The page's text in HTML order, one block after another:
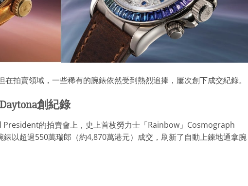
拍賣領域，一些稀有的腕錶依然受到熱烈追捧，屢次創下成交紀錄。
Daytona創紀錄
President的拍賣會上，史上首枚勞力士「Rainbow」Cosmograph
以超過550萬瑞郎（約4,870萬港元）成交，刷新了自動上鍊地通拿腕